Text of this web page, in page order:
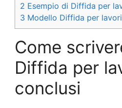
2 Esempio di Diffida per
3 Modello Diffida per
Come
Diffida per
conclusi